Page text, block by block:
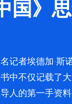
国》
记者埃德加·斯
中不仅记载了
人的第一手资